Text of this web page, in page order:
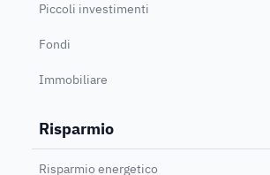
Piccoli investimenti
Fondi
Immobiliare
Risparmio
Risparmio energetico